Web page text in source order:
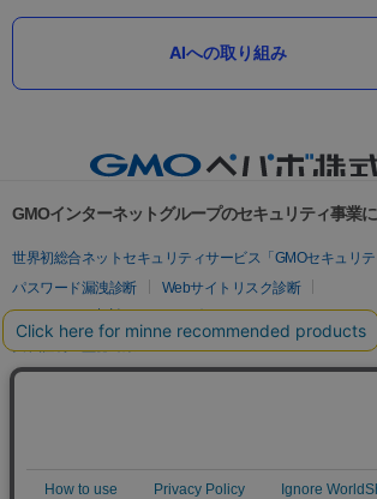
AIへの取り組み
GMOインターネットグループのセキュリティ事業
世界初総合ネットセキュリティサービス「GMOセキュリテ
パスワード漏洩診断
Webサイトリスク診断
セキュリティ相談AIチャットボット
実在証明・盗聴対策
サイバー攻撃対策（GMOサイバーセキュリティ byイエラ